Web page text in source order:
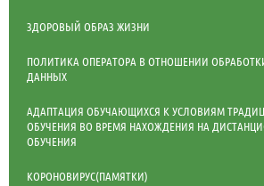
ЗДОРОВЫЙ ОБРАЗ ЖИЗНИ
ПОЛИТИКА ОПЕРАТОРА В ОТНОШЕНИИ
ДАННЫХ
АДАПТАЦИЯ ОБУЧАЮЩИХСЯ К УСЛОВИЯМ
ОБУЧЕНИЯ ВО ВРЕМЯ НАХОЖДЕНИЯ НА
ОБУЧЕНИЯ
КОРОНОВИРУС(ПАМЯТКИ)